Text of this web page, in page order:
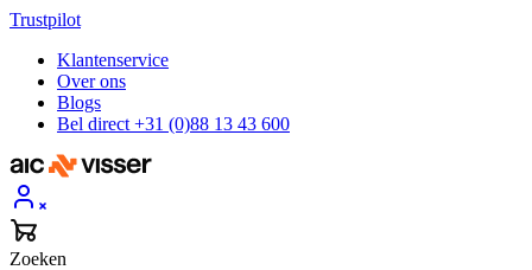
Trustpilot
Klantenservice
Over ons
Blogs
Bel direct +31 (0)88 13 43 600
Zoeken